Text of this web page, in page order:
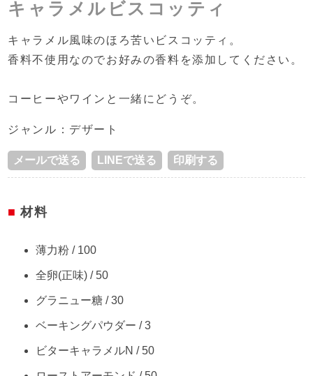
キャラメルビスコッティ
キャラメル風味のほろ苦いビスコッティ。
香料不使用なのでお好みの香料を添加してください。
コーヒーやワインと一緒にどうぞ。
ジャンル：デザート
メールで送る LINEで送る 印刷する
材料
薄力粉 / 100
全卵(正味) / 50
グラニュー糖 / 30
ベーキングパウダー / 3
ビターキャラメルN / 50